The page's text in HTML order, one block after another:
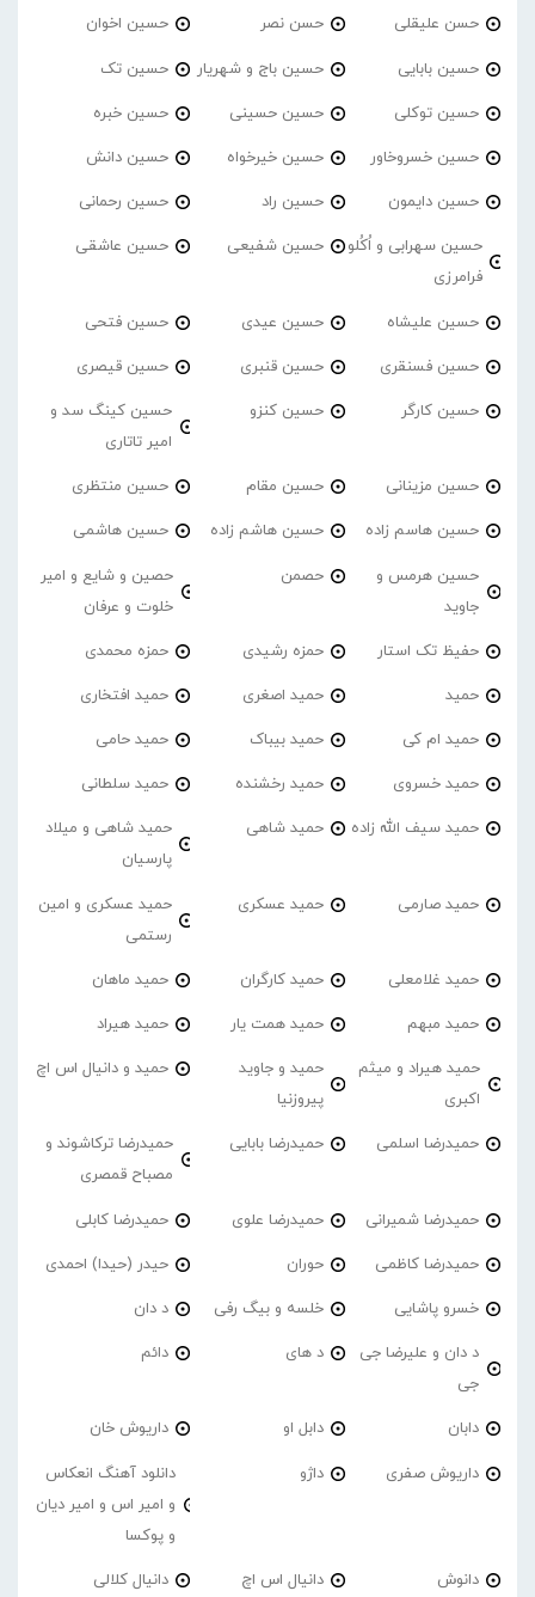
حسن علیقلی حسن نصر حسین اخوان
حسین بابایی حسین باج و شهریار حسین تک
حسین توکلی حسین حسینی حسین خبره
حسین خسروخاور حسین خیرخواه حسین دانش
حسین دایمون حسین راد حسین رحمانی
حسین سهرابی و اُکُلو
فرامرزی
حسین شفیعی حسین عاشقی
حسین علیشاه حسین عیدی حسین فتحی
حسین فسنقری حسین قنبری حسین قیصری
حسین کارگر حسین کنزو
حسین کینگ سد و
امیر تاتاری
حسین مزینانی حسین مقام حسین منتظری
حسین هاسم زاده حسین هاشم زاده حسین هاشمی
حسین هرمس و
جاوید
حصمن
حصین و شایع و امیر
خلوت و عرفان
حفیظ تک استار حمزه رشیدی حمزه محمدی
حمید حمید اصغری حمید افتخاری
حمید ام کی حمید بیباک حمید حامی
حمید خسروی حمید رخشنده حمید سلطانی
حمید سیف الله زاده حمید شاهی
حمید شاهی و میلاد
پارسیان
حمید صارمی حمید عسکری
حمید عسکری و امین
رستمی
حمید غلامعلی حمید کارگران حمید ماهان
حمید مبهم حمید همت یار حمید هیراد
حمید هیراد و میثم
اکبری
حمید و جاوید
پیروزنیا
حمید و دانیال اس اچ
حمیدرضا اسلمی حمیدرضا بابایی
حمیدرضا ترکاشوند و
مصباح قمصری
حمیدرضا شمیرانی حمیدرضا علوی حمیدرضا کابلی
حمیدرضا کاظمی حوران حیدر (حیدا) احمدی
خسرو پاشایی خلسه و بیگ رفی د دان
د دان و علیرضا جی
جی
د های دائم
دابان دابل او داریوش خان
داریوش صفری داژو
دانلود آهنگ انعکاس
و امیر اس و امیر دیان
و پوکسا
دانوش دانیال اس اچ دانیال کلالی